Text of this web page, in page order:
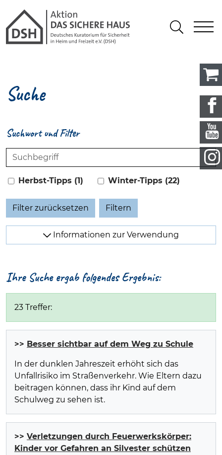
Gathmann Michaelis und
Suchen
Suche
Ihre Suche ergab folgendes Ergebnis:
23 Treffer:
>> Besser sichtbar auf dem Weg zu Schule
In der dunklen Jahreszeit erhöht sich das
Unfallrisiko im Straßenverkehr. Wie Eltern dazu
beitragen können, dass ihr Kind auf dem
Schulweg zu sehen ist.
>> Verletzungen durch Feuerwerkskörper:
Kinder vor Gefahren an Silvester schützen
Suchwort und Filter
Suchwort
Herbst-Tipps (1) Winter-Tipps (22)
Filter zurücksetzen
Informationen zur Verwendung